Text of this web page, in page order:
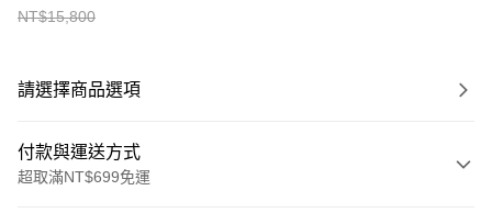
NT$15,800
請選擇商品選項
付款與運送方式
超取滿NT$699免運